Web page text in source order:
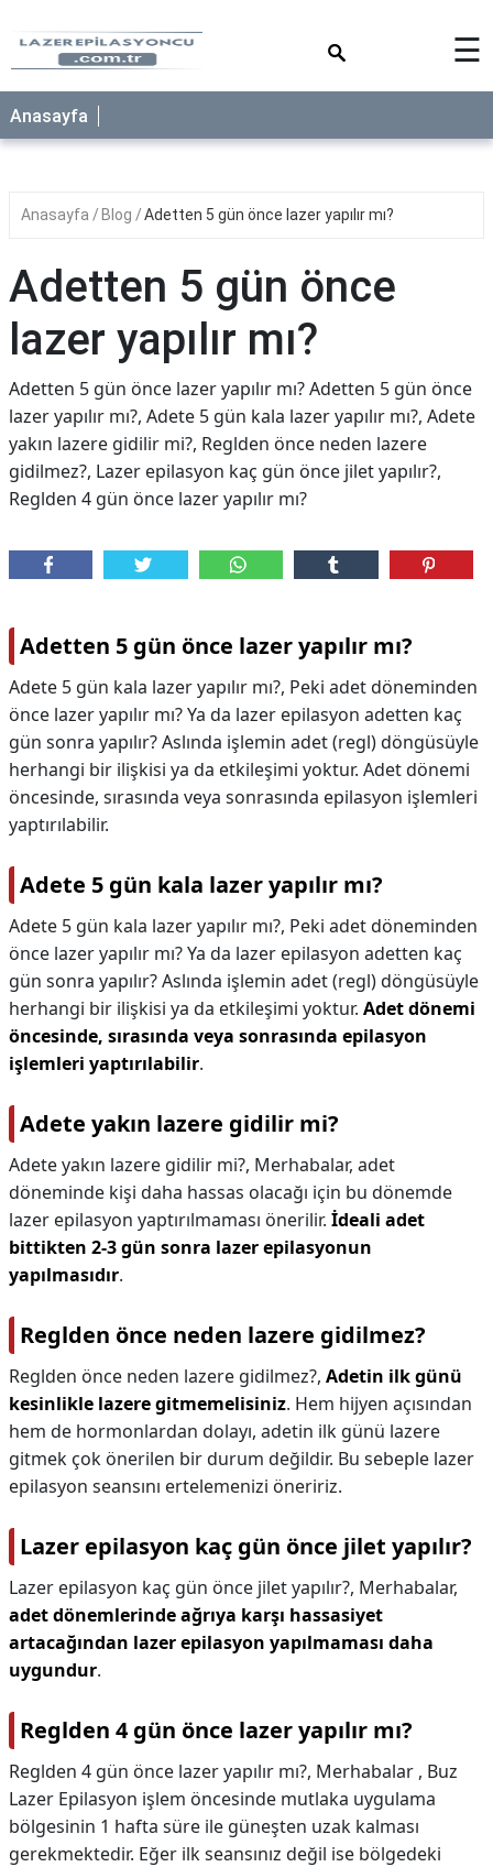
☰
Anasayfa
Anasayfa Blog Adetten 5 gün önce lazer yapılır mı?
Adetten 5 gün önce
lazer yapılır mı?
Adetten 5 gün önce lazer yapılır mı? Adetten 5 gün önce
lazer yapılır mı?, Adete 5 gün kala lazer yapılır mı?, Adete
yakın lazere gidilir mi?, Reglden önce neden lazere
gidilmez?, Lazer epilasyon kaç gün önce jilet yapılır?,
Reglden 4 gün önce lazer yapılır mı?
Adetten 5 gün önce lazer yapılır mı?
Adete 5 gün kala lazer yapılır mı?, Peki adet döneminden
önce lazer yapılır mı? Ya da lazer epilasyon adetten kaç
gün sonra yapılır? Aslında işlemin adet (regl) döngüsüyle
herhangi bir ilişkisi ya da etkileşimi yoktur. Adet dönemi
öncesinde, sırasında veya sonrasında epilasyon işlemleri
yaptırılabilir.
Adete 5 gün kala lazer yapılır mı?
Adete 5 gün kala lazer yapılır mı?, Peki adet döneminden
önce lazer yapılır mı? Ya da lazer epilasyon adetten kaç
gün sonra yapılır? Aslında işlemin adet (regl) döngüsüyle
herhangi bir ilişkisi ya da etkileşimi yoktur. Adet dönemi
öncesinde, sırasında veya sonrasında epilasyon
işlemleri yaptırılabilir.
Adete yakın lazere gidilir mi?
Adete yakın lazere gidilir mi?, Merhabalar, adet
döneminde kişi daha hassas olacağı için bu dönemde
lazer epilasyon yaptırılmaması önerilir. İdeali adet
bittikten 2-3 gün sonra lazer epilasyonun
yapılmasıdır.
Reglden önce neden lazere gidilmez?
Reglden önce neden lazere gidilmez?, Adetin ilk günü
kesinlikle lazere gitmemelisiniz. Hem hijyen açısından
hem de hormonlardan dolayı, adetin ilk günü lazere
gitmek çok önerilen bir durum değildir. Bu sebeple lazer
epilasyon seansını ertelemenizi öneririz.
Lazer epilasyon kaç gün önce jilet yapılır?
Lazer epilasyon kaç gün önce jilet yapılır?, Merhabalar,
adet dönemlerinde ağrıya karşı hassasiyet
artacağından lazer epilasyon yapılmaması daha
uygundur.
Reglden 4 gün önce lazer yapılır mı?
Reglden 4 gün önce lazer yapılır mı?, Merhabalar , Buz
Lazer Epilasyon işlem öncesinde mutlaka uygulama
bölgesinin 1 hafta süre ile güneşten uzak kalması
gerekmektedir. Eğer ilk seansınız değil ise bölgedeki